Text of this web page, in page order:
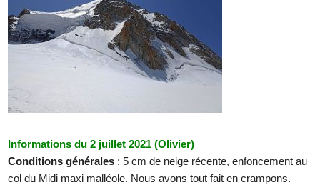
Informations du 2 juillet 2021 (Olivier)
Conditions générales : 5 cm de neige récente, enfoncement au
col du Midi maxi malléole. Nous avons tout fait en crampons.